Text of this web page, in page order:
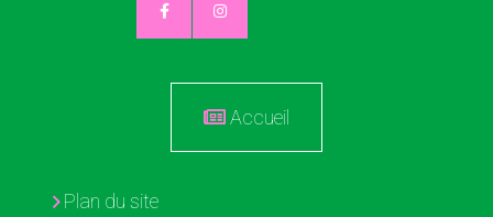
Accueil
Plan du site